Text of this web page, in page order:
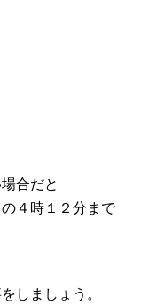
合だと
４時１２分まで
しましょう。